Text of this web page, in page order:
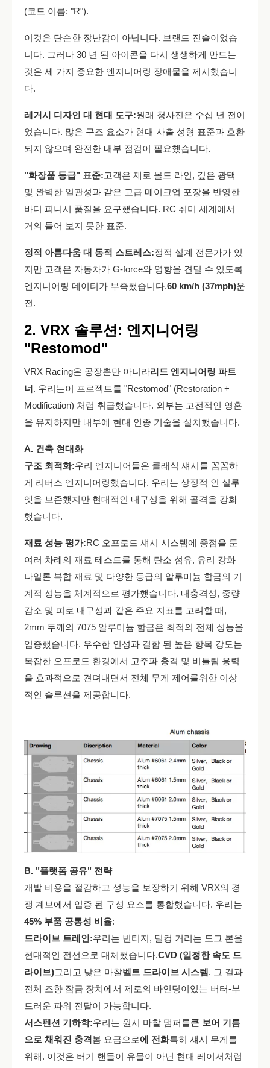
(코드 이름: "R").
이것은 단순한 장난감이 아닙니다. 브랜드 진술이었습
니다. 그러나 30 년 된 아이콘을 다시 생생하게 만드는
것은 세 가지 중요한 엔지니어링 장애물을 제시했습니
다.
레거시 디자인 대 현대 도구:원래 청사진은 수십 년 전이
었습니다. 많은 구조 요소가 현대 사출 성형 표준과 호환
되지 않으며 완전한 내부 점검이 필요했습니다.
"화장품 등급" 표준:고객은 제로 몰드 라인, 깊은 광택
및 완벽한 일관성과 같은 고급 메이크업 포장을 반영한
바디 피니시 품질을 요구했습니다. RC 취미 세계에서
거의 들어 보지 못한 표준.
정적 아름다움 대 동적 스트레스:정적 설계 전문가가 있
지만 고객은 자동차가 G-force와 영향을 견딜 수 있도록
엔지니어링 데이터가 부족했습니다.60 km/h (37mph)운
전.
2. VRX 솔루션: 엔지니어링
"Restomod"
VRX Racing은 공장뿐만 아니라리드 엔지니어링 파트
너. 우리는이 프로젝트를 "Restomod" (Restoration +
Modification) 처럼 취급했습니다. 외부는 고전적인 영혼
을 유지하지만 내부에 현대 인종 기술을 설치했습니다.
A. 건축 현대화
구조 최적화:우리 엔지니어들은 클래식 섀시를 꼼꼼하
게 리버스 엔지니어링했습니다. 우리는 상징적 인 실루
엣을 보존했지만 현대적인 내구성을 위해 골격을 강화
했습니다.
재료 성능 평가:RC 오프로드 섀시 시스템에 중점을 둔
여러 차례의 재료 테스트를 통해 탄소 섬유, 유리 강화
나일론 복합 재료 및 다양한 등급의 알루미늄 합금의 기
계적 성능을 체계적으로 평가했습니다. 내충격성, 중량
감소 및 피로 내구성과 같은 주요 지표를 고려할 때,
2mm 두께의 7075 알루미늄 합금은 최적의 전체 성능을
입증했습니다. 우수한 인성과 결합 된 높은 항복 강도는
복잡한 오프로드 환경에서 고주파 충격 및 비틀림 응력
을 효과적으로 견뎌내면서 전체 무게 제어를위한 이상
적인 솔루션을 제공합니다.
B. "플랫폼 공유" 전략
개발 비용을 절감하고 성능을 보장하기 위해 VRX의 경
쟁 계보에서 입증 된 구성 요소를 통합했습니다. 우리는
45% 부품 공통성 비율:
드라이브 트레인:우리는 빈티지, 덜컹 거리는 도그 본을
현대적인 전선으로 대체했습니다.CVD (일정한 속도 드
라이브)그리고 낮은 마찰벨트 드라이브 시스템. 그 결과
전체 조향 잠금 장치에서 제로의 바인딩이있는 버터-부
드러운 파워 전달이 가능합니다.
서스펜션 기하학:우리는 원시 마찰 댐퍼를큰 보어 기름
으로 채워진 충격봄 요금으로에 전화특히 섀시 무게를
위해. 이것은 버기 핸들이 유물이 아닌 현대 레이서처럼